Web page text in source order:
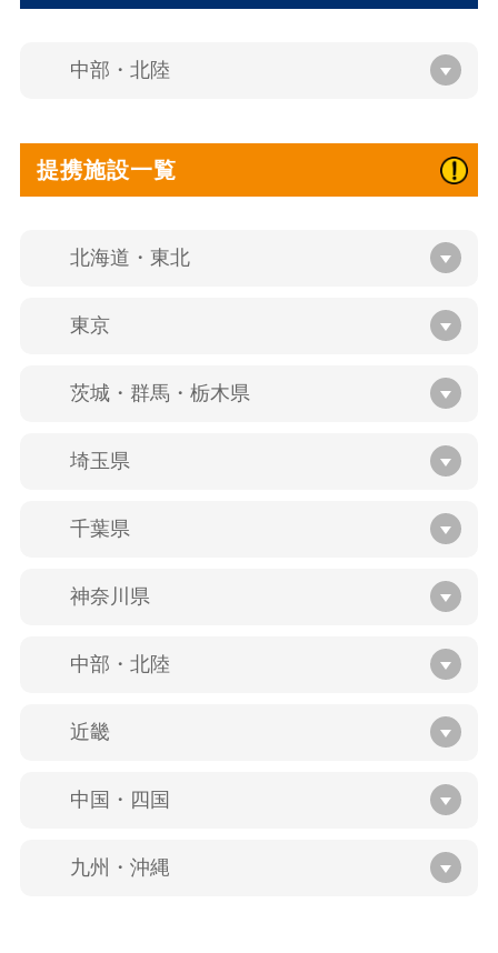
中部・北陸
提携施設一覧
北海道・東北
東京
茨城・群馬・栃木県
埼玉県
千葉県
神奈川県
中部・北陸
近畿
中国・四国
九州・沖縄